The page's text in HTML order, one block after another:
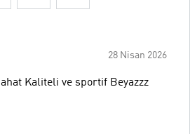
28 Nisan 2026
Rahat Kaliteli ve sportif Beyazzz